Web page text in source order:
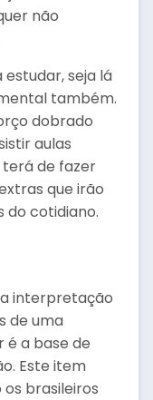
não
seja lá
também.
dobrado
aulas
de fazer
que irão
do cotidiano.
interpretação
de uma
a base de
Este item
brasileiros